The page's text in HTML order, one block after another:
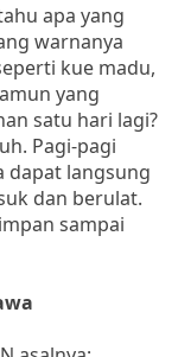
apa yang
warnanya
kue madu,
yang
satu hari lagi?
Pagi-pagi
dapat langsung
dan berulat.
sampai